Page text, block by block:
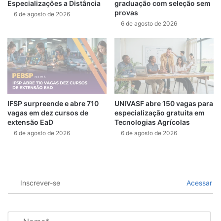
Especializações a Distância
6 de agosto de 2026
graduação com seleção sem
provas
6 de agosto de 2026
IFSP surpreende e abre 710
vagas em dez cursos de
extensão EaD
6 de agosto de 2026
UNIVASF abre 150 vagas para
especialização gratuita em
Tecnologias Agrícolas
6 de agosto de 2026
Inscrever-se Acessar